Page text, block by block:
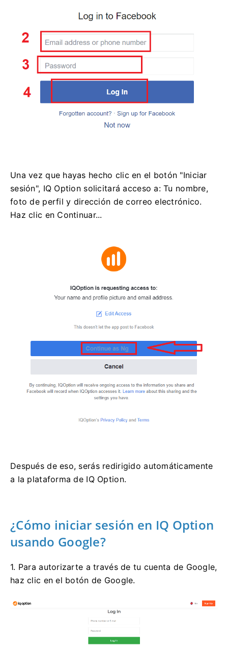
Una vez que hayas hecho clic en el botón "Iniciar
sesión", IQ Option solicitará acceso a: Tu nombre,
foto de perfil y dirección de correo electrónico.
Haz clic en Continuar...
Después de eso, serás redirigido automáticamente
a la plataforma de IQ Option.
¿Cómo iniciar sesión en IQ Option
usando Google?
1. Para autorizarte a través de tu cuenta de Google,
haz clic en el botón de Google.